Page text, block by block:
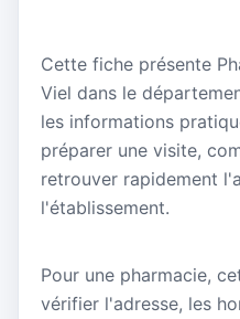
Cette fiche présente
Viel dans le
les informations
préparer une visite,
retrouver rapidement
l'établissement.
Pour une pharmacie,
vérifier l'adresse, les